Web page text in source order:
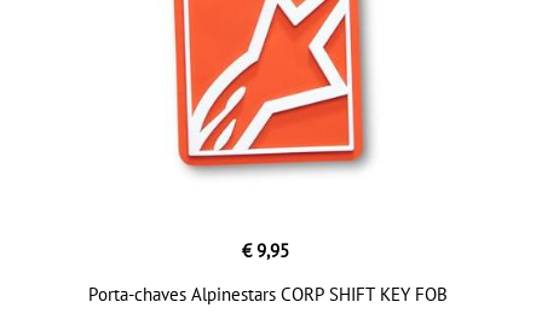
€ 9,95
Porta-chaves Alpinestars CORP SHIFT KEY FOB